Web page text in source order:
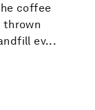
coffee
thrown
ev...